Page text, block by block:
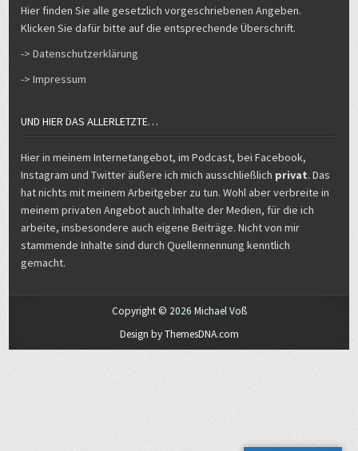
Hier finden Sie alle gesetzlich vorgeschriebenen Angeben.
Klicken Sie dafür bitte auf die entsprechende Überschrift.
-> Datenschutzerklärung
-> Impressum
UND HIER DAS ALLERLETZTE…
Hier in meinem Internetangebot, im Podcast, bei Facebook,
Instagram und Twitter äußere ich mich ausschließlich privat. Das
hat nichts mit meinem Arbeitgeber zu tun. Wohl aber verbreite in
meinem privaten Angebot auch Inhalte der Medien, für die ich
arbeite, insbesondere auch eigene Beiträge. Nicht von mir
stammende Inhalte sind durch Quellennennung kenntlich
gemacht.
Copyright © 2026 Michael Voß
Design by ThemesDNA.com